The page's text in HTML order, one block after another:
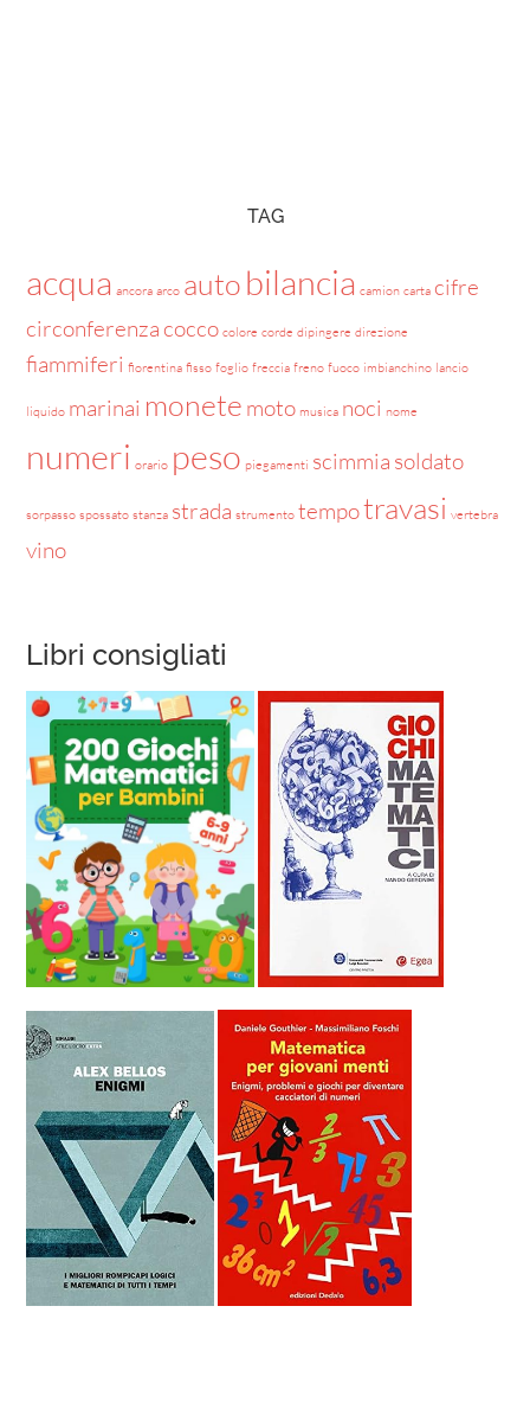
TAG
acqua ancora arco autobilancia camion carta cifre
circonferenzacocco colore corde dipingere direzione
fiammiferi fiorentina fisso foglio freccia freno fuoco imbianchino lancio
liquido marinai monete moto musica noci nome
numeri orario peso piegamenti scimmia soldato
sorpasso spossato stanza strada strumento tempotravasi vertebra
vino
Libri consigliati